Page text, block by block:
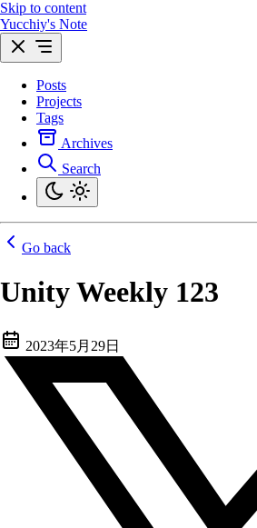
Skip to content
Yucchiy's Note
Posts
Projects
Tags
Archives
Search
Go back
Unity Weekly 123
2023年5月29日